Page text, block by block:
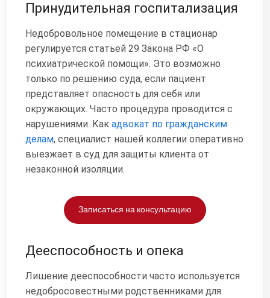
Принудительная госпитализация
Недобровольное помещение в стационар
регулируется статьей 29 Закона РФ «О
психиатрической помощи». Это возможно
только по решению суда, если пациент
представляет опасность для себя или
окружающих. Часто процедура проводится с
нарушениями. Как адвокат по гражданским
делам, специалист нашей коллегии оперативно
выезжает в суд для защиты клиента от
незаконной изоляции.
Записаться на консультацию
Дееспособность и опека
Лишение дееспособности часто используется
недобросовестными родственниками для